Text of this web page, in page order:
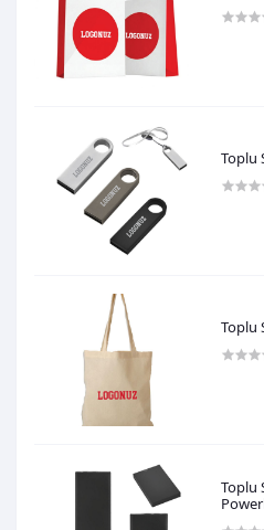
Toplu
Toplu
Toplu